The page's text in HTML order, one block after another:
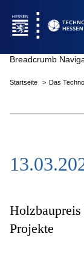
Das
Breadcrumb
Startseite Das
Projekte